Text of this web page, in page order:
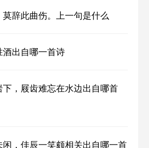
辞此曲伤。上一句是什么
出自哪一首诗
，屐齿难忘在水边出自哪首
，佳辰一笑颇相关出自哪一首